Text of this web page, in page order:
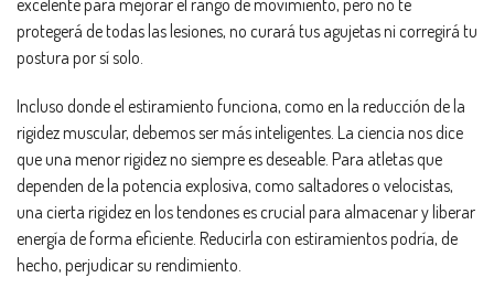
excelente para mejorar el rango de movimiento, pero no te
protegerá de todas las lesiones, no curará tus agujetas ni corregirá tu
postura por sí solo.
Incluso donde el estiramiento funciona, como en la reducción de la
rigidez muscular, debemos ser más inteligentes. La ciencia nos dice
que una menor rigidez no siempre es deseable. Para atletas que
dependen de la potencia explosiva, como saltadores o velocistas,
una cierta rigidez en los tendones es crucial para almacenar y liberar
energía de forma eficiente. Reducirla con estiramientos podría, de
hecho, perjudicar su rendimiento.